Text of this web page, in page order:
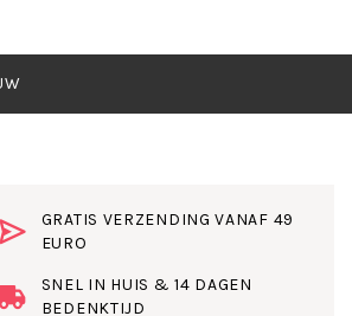
GRATIS VERZENDING VANAF 49
EURO
SNEL IN HUIS & 14 DAGEN
BEDENKTIJD